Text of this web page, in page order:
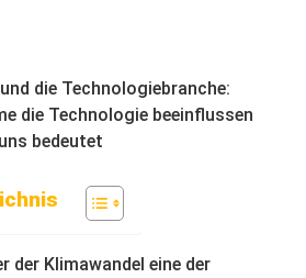
die Technologiebranche:
die Technologie beeinflussen
bedeutet
der Klimawandel eine der